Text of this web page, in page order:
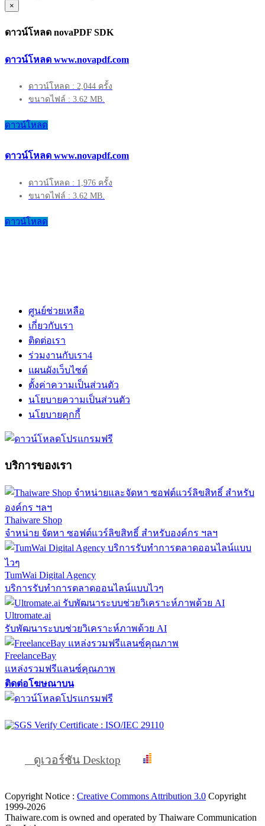
×
ดาวน์โหลด novaPDF SDK
ดาวน์โหลด www.novapdf.com
ดาวน์โหลด : 2,044 ครั้ง
ขนาดไฟล์ : 3.62 MB.
ดาวน์โหลด
ดาวน์โหลด www.novapdf.com
ดาวน์โหลด : 1,976 ครั้ง
ขนาดไฟล์ : 3.62 MB.
ดาวน์โหลด
ศูนย์ช่วยเหลือ
เกี่ยวกับเรา
ติดต่อเรา
ร่วมงานกับเรา4
แผนผังเว็บไซต์
ตั้งค่าความเป็นส่วนตัว
นโยบายความเป็นส่วนตัว
นโยบายคุกกี้
บริการของเรา
Thaiware Shop
จำหน่าย จัดหา ซอฟต์แวร์ลิขสิทธิ์ สำหรับองค์กร ฯลฯ
TumWai Digital Agency
บริการรับทำการตลาดออนไลน์แบบไวๆ
Ultromate.ai
รับพัฒนาระบบช่วยวิเคราะห์ภาพด้วย AI
FreelanceBay
แหล่งรวมฟรีแลนซ์คุณภาพ
ติดต่อโฆษณาบน
ดูเวอร์ชัน Desktop
Copyright Notice : Creative Commons Attribution 3.0 Copyright
1999-2026
Thaiware.com is owned and operated by Thaiware Communication